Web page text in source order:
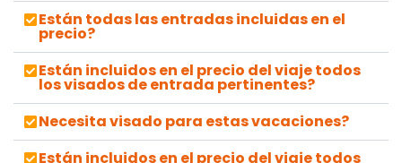
Están todas las entradas incluidas en el
precio?
Están incluidos en el precio del viaje todos
los visados de entrada pertinentes?
Necesita visado para estas vacaciones?
Están incluidos en el precio del viaje todos